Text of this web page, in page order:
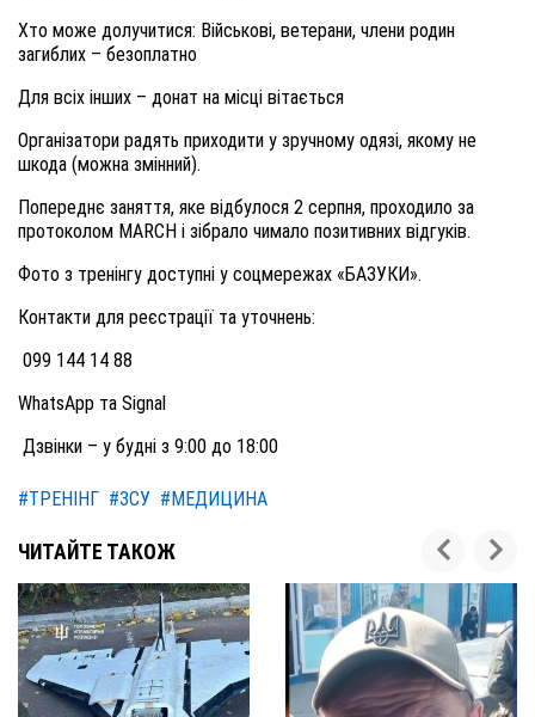
Хто може долучитися: Військові, ветерани, члени родин
загиблих – безоплатно
Для всіх інших – донат на місці вітається
Організатори радять приходити у зручному одязі, якому не
шкода (можна змінний).
Попереднє заняття, яке відбулося 2 серпня, проходило за
протоколом MARCH і зібрало чимало позитивних відгуків.
Фото з тренінгу доступні у соцмережах «БАЗУКИ».
Контакти для реєстрації та уточнень:
099 144 14 88
WhatsApp та Signal
Дзвінки – у будні з 9:00 до 18:00
#ТРЕНІНГ #ЗСУ #МЕДИЦИНА
ЧИТАЙТЕ ТАКОЖ